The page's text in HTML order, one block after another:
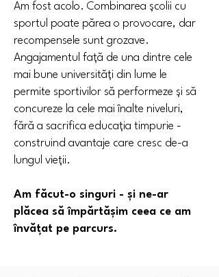
Am fost acolo. Combinarea școlii cu
sportul poate părea o provocare, dar
recompensele sunt grozave.
Angajamentul față de una dintre cele
mai bune universități din lume le
permite sportivilor să performeze și să
concureze la cele mai înalte niveluri,
fără a sacrifica educația timpurie -
construind avantaje care cresc de-a
lungul vieții.
Am făcut-o singuri - și ne-ar
plăcea să împărtășim ceea ce am
învățat pe parcurs.